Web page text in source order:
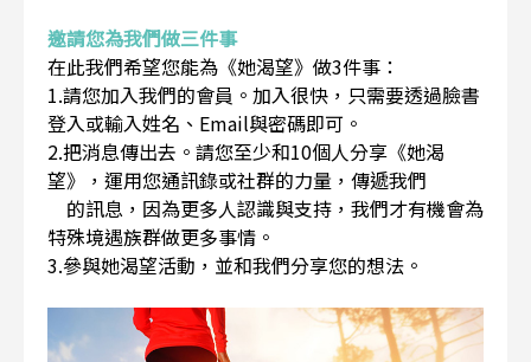
邀請您為我們做三件事
在此我們希望您能為《她渴望》做3件事：
1.請您加入我們的會員。加入很快，只需要透過臉書
登入或輸入姓名、Email與密碼即可。
2.把消息傳出去。請您至少和10個人分享《她渴
望》，運用您通訊錄或社群的力量，傳遞我們
的訊息，因為更多人認識與支持，我們才有機會為
特殊境遇族群做更多事情。
3.參與她渴望活動，並和我們分享您的想法。